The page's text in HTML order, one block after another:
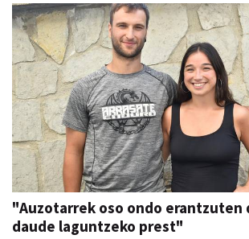
"Auzotarrek oso ondo
daude laguntzeko prest"